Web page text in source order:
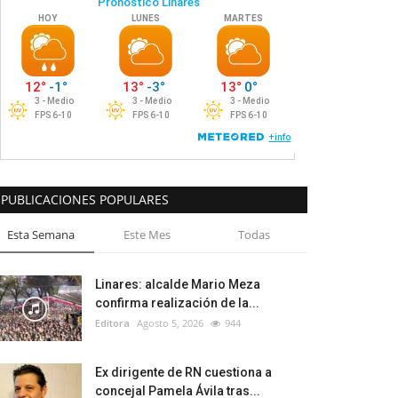
PUBLICACIONES POPULARES
Esta Semana Este Mes Todas
Linares: alcalde Mario Meza
confirma realización de la...
Editora Agosto 5, 2026 944
Ex dirigente de RN cuestiona a
concejal Pamela Ávila tras...